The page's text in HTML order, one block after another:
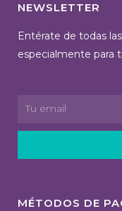
NEWSLETTER
Entérate de todas
especialmente para
MÉTODOS DE